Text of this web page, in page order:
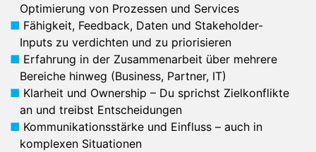
Optimierung von Prozessen und Services
Fähigkeit, Feedback, Daten und Stakeholder-
Inputs zu verdichten und zu priorisieren
Erfahrung in der Zusammenarbeit über mehrere
Bereiche hinweg (Business, Partner, IT)
Klarheit und Ownership – Du sprichst Zielkonflikte
an und treibst Entscheidungen
Kommunikationsstärke und Einfluss – auch in
komplexen Situationen